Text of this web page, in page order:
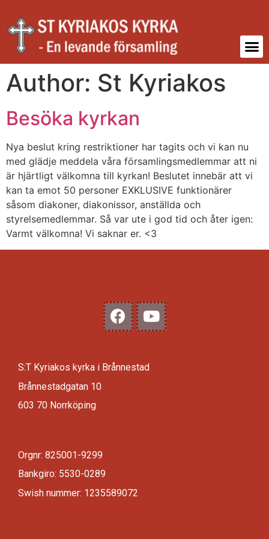
Author: St Kyriakos
Besöka kyrkan
Nya beslut kring restriktioner har tagits och vi kan nu
med glädje meddela våra församlingsmedlemmar att ni
är hjärtligt välkomna till kyrkan! Beslutet innebär att vi
kan ta emot 50 personer EXKLUSIVE funktionärer
såsom diakoner, diakonissor, anställda och
styrelsemedlemmar. Så var ute i god tid och åter igen:
Varmt välkomna! Vi saknar er. <3
S:T Kyriakos kyrka i Brånnestad
Brånnestadgatan 10
603 70 Norrköping
Orgnr: 825001-9299
Bankgiro: 5530-0289
Swish nummer: 1235589072